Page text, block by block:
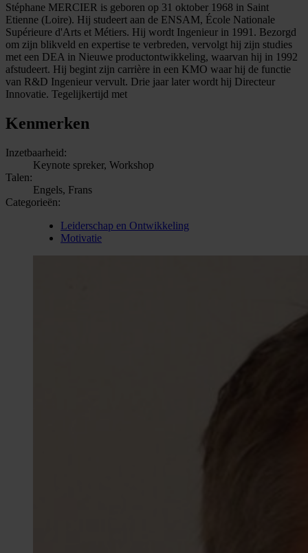
Stéphane MERCIER is geboren op 31 oktober 1968 in Saint
Etienne (Loire). Hij studeert aan de ENSAM, École Nationale
Supérieure d'Arts et Métiers. Hij wordt Ingenieur in 1991. Bezorgd
om zijn blikveld en expertise te verbreden, vervolgt hij zijn studies
met een DEA in Nieuwe productontwikkeling, waarvan hij in 1992
afstudeert. Hij begint zijn carrière in een KMO waar hij de functie
van R&D Ingenieur vervult. Drie jaar later wordt hij Directeur
Innovatie. Tegelijkertijd met
Kenmerken
Inzetbaarheid:
Keynote spreker, Workshop
Talen:
Engels, Frans
Categorieën:
Leiderschap en Ontwikkeling
Motivatie